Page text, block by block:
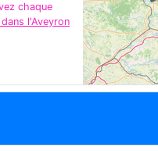
chaque
l'Aveyron